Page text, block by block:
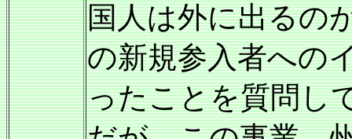
国人は外に出るの
の新規参入者への
ったことを質問し